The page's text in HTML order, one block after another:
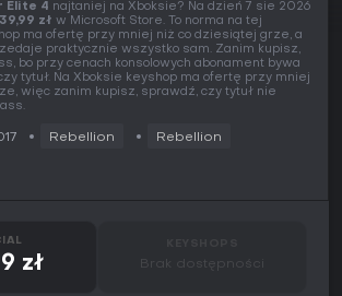
Elite 4 najtaniej na Xboksie? Na dzień 7 sie 2026
zł w Microsoft Store. To norma na tej
ma ofertę przy mniej niż co dziesiątej grze, a
praktycznie wszystko sam. Zanim kupisz,
bo przy cenach konsolowych abonament bywa
tytuł. Na Xboksie keyshop ma ofertę przy mniej
więc zanim kupisz, sprawdź, czy tytuł nie
Rebellion Rebellion
zł Brak dostępności